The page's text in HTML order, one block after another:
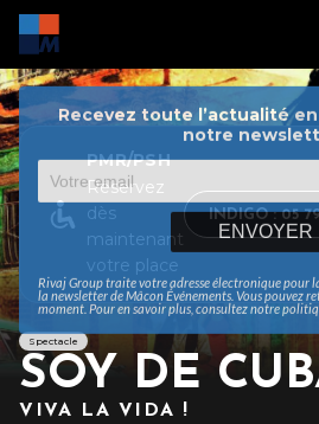
Recevez toute l’actualité
notre
ENVOYER
Rivaj Group traite votre adresse électronique pour
la newsletter deMâcon Événements. Vous pouvez
moment. Pour en savoir plus, consultez notre
PMR/PSH
Réservez
dès
maintenant
votre place
INDIGO : 05
Spectacle
SOY DE
VIVA LA VIDA !